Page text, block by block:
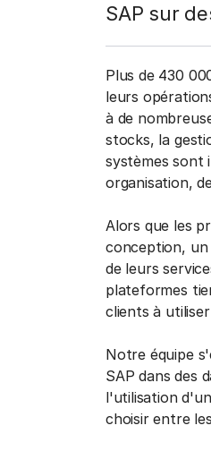
SAP sur
Plus de 430
leurs
à de
stocks, la
systèmes sont
organisation,
Alors que les
conception, un
de leurs
plateformes
clients à
Notre équipe
SAP dans des
l'utilisation
choisir entre